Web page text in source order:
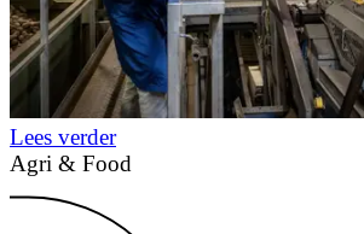
Lees verder
Agri & Food